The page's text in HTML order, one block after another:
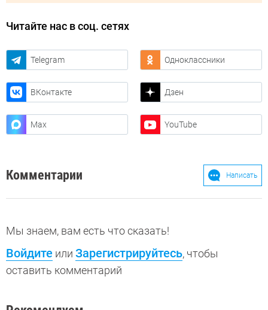
Читайте нас в соц. сетях
Telegram Одноклассники
ВКонтакте Дзен
Max YouTube
Комментарии Написать
Мы знаем, вам есть что сказать!
Войдите или Зарегистрируйтесь, чтобы
оставить комментарий